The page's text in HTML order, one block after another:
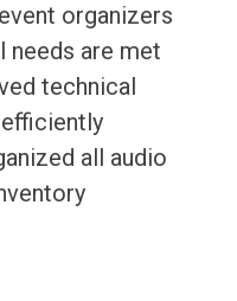
organizers
needs are met
technical
all audio